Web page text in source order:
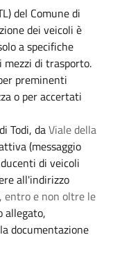
del Comune di
dei veicoli è
a specifiche
di trasporto.
preminenti
o per accertati
Todi, daViale della
(messaggio
di veicoli
all'indirizzo
, entro e non oltre le
allegato,
documentazione